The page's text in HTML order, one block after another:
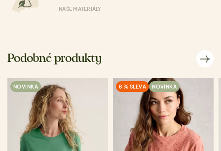
NAŠE MATERIÁLY
Podobné produkty
NOVINKA 8 % SLEVA NOVINKA